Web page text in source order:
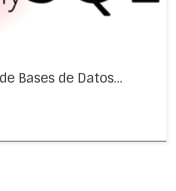
Bases de Datos…